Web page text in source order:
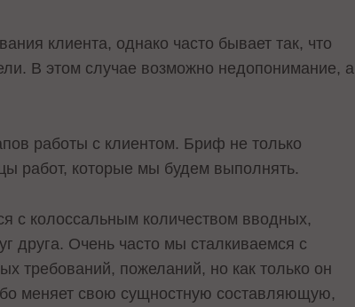
клиента, однако часто бывает так, что
В этом случае возможно недопонимание, а
работы с клиентом. Бриф не только
работ, которые мы будем выполнять.
с колоссальным количеством вводных,
друга. Очень часто мы сталкиваемся с
требований, пожеланий, но как только он
меняет свою сущностную составляющую,